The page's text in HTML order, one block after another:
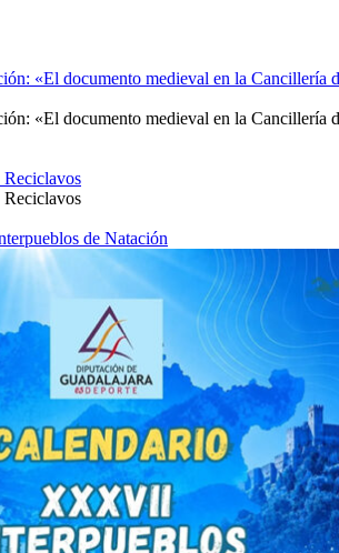
«El documento medieval en la Cancillería
«El documento medieval en la Cancillería
de Natación